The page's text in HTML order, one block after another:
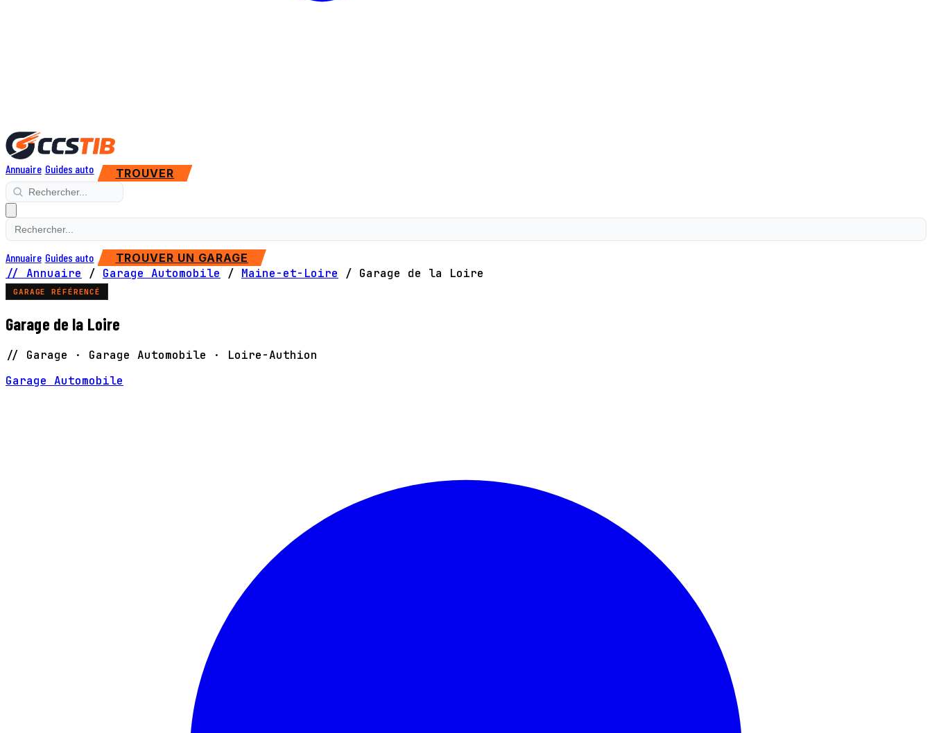
Annuaire Guides auto TROUVER
Annuaire Guides auto TROUVER UN GARAGE
// Annuaire / Garage Automobile / Maine-et-Loire / Garage de la Loire
GARAGE RÉFÉRENCÉ
Garage de la Loire
// Garage · Garage Automobile · Loire-Authion
Garage Automobile